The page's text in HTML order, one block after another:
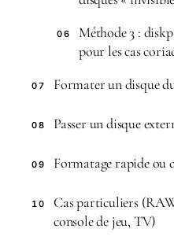
06
Méthode 3 :
pour les cas
07 Formater un disque
08 Passer un disque
09 Formatage rapide ou
10
Cas particuliers
console de jeu, TV)